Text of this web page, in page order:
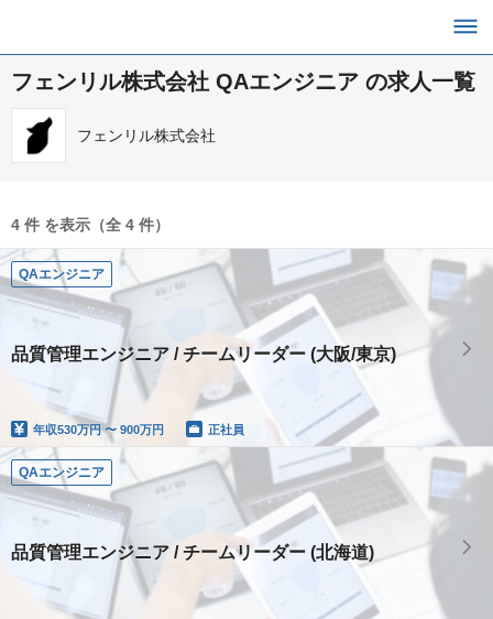
フェンリル株式会社 QAエンジニア の求人一覧
フェンリル株式会社
4 件 を表示（全 4 件）
QAエンジニア
品質管理エンジニア / チームリーダー (大阪/東京)
年収530万円 〜 900万円 正社員
QAエンジニア
品質管理エンジニア / チームリーダー (北海道)